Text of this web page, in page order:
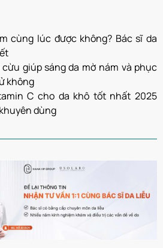
cùng lúc được không? Bác sĩ da
giúp sáng da mờ nám và phục
không
C cho da khô tốt nhất 2025
dùng